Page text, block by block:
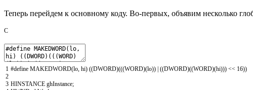
Теперь перейдем к основному коду. Во-первых, объявим несколько
C
1
2
3
#define MAKEDWORD(lo, hi) ((DWORD)(((WORD)(lo)) | ((DWORD)((WORD)(hi))) << 16))
HINSTANCE ghInstance;